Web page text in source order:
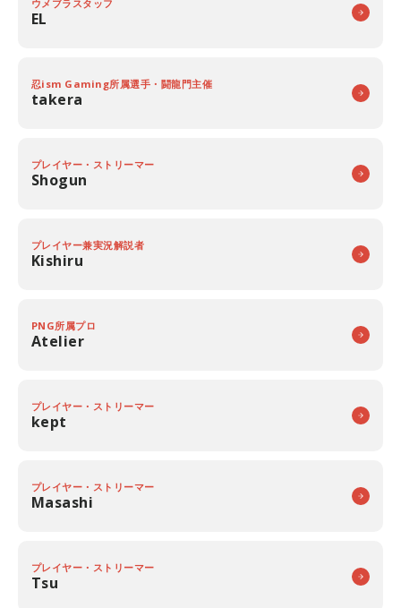
ウメブラスタッフ
EL
忍ism Gaming所属選手・闘龍門主催
takera
プレイヤー・ストリーマー
Shogun
プレイヤー兼実況解説者
Kishiru
PNG所属プロ
Atelier
プレイヤー・ストリーマー
kept
プレイヤー・ストリーマー
Masashi
プレイヤー・ストリーマー
Tsu